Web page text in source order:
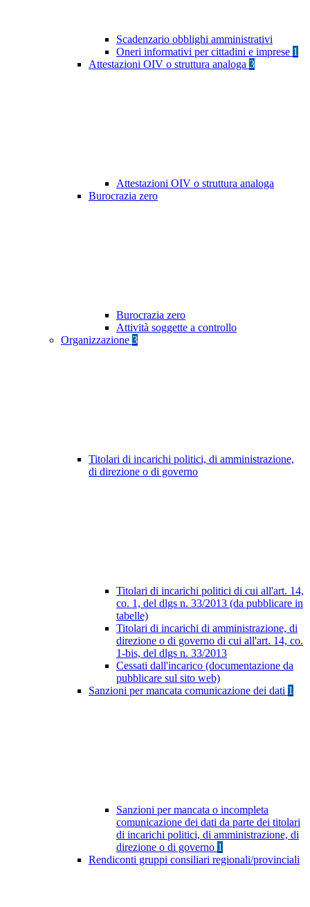
Scadenzario obblighi amministrativi
Oneri informativi per cittadini e imprese 1
Attestazioni OIV o struttura analoga 3
Attestazioni OIV o struttura analoga
Burocrazia zero
Burocrazia zero
Attività soggette a controllo
Organizzazione 3
Titolari di incarichi politici, di amministrazione,
di direzione o di governo
Titolari di incarichi politici di cui all'art. 14,
co. 1, del dlgs n. 33/2013 (da pubblicare in
tabelle)
Titolari di incarichi di amministrazione, di
direzione o di governo di cui all'art. 14, co.
1-bis, del dlgs n. 33/2013
Cessati dall'incarico (documentazione da
pubblicare sul sito web)
Sanzioni per mancata comunicazione dei dati 1
Sanzioni per mancata o incompleta
comunicazione dei dati da parte dei titolari
di incarichi politici, di amministrazione, di
direzione o di governo 1
Rendiconti gruppi consiliari regionali/provinciali